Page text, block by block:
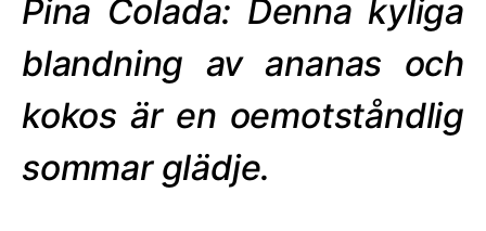
Pina Colada: Denna kyliga
blandning av ananas och
kokos är en oemotståndlig
sommar glädje.